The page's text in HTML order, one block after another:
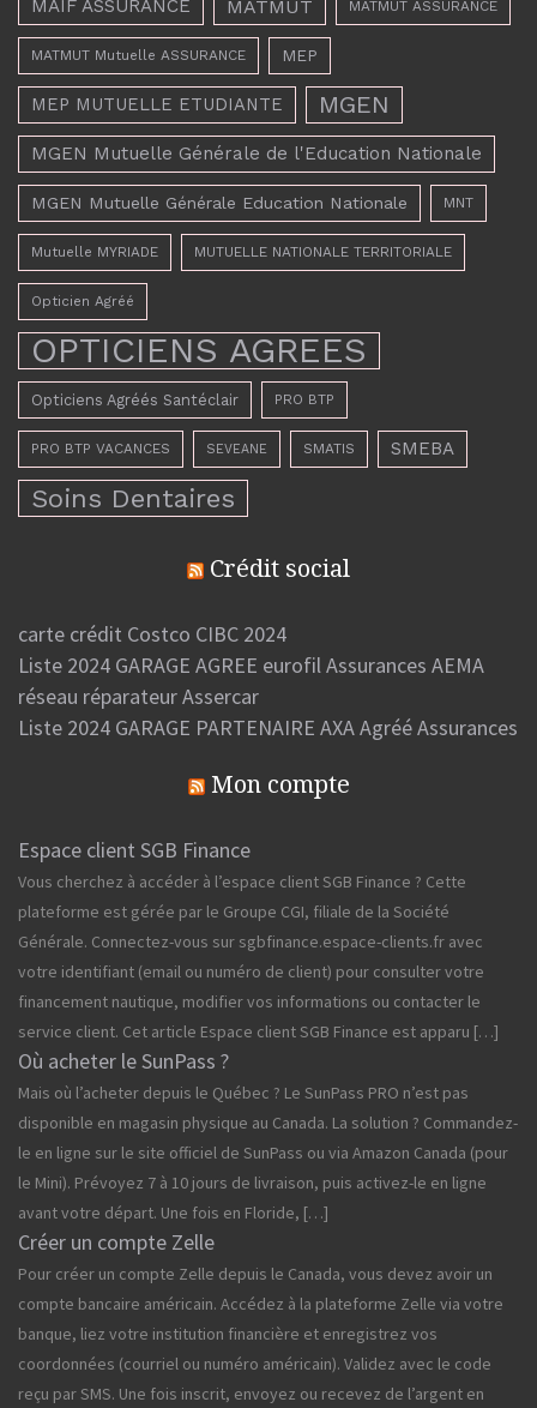
MAIF ASSURANCE MATMUT MATMUT ASSURANCE
MATMUT Mutuelle ASSURANCE MEP
MEP MUTUELLE ETUDIANTE MGEN
MGEN Mutuelle Générale de l'Education Nationale
MGEN Mutuelle Générale Education Nationale MNT
Mutuelle MYRIADE MUTUELLE NATIONALE TERRITORIALE
Opticien Agréé
OPTICIENS AGREES
Opticiens Agréés Santéclair PRO BTP
PRO BTP VACANCES SEVEANE SMATIS SMEBA
Soins Dentaires
Crédit social
carte crédit Costco CIBC 2024
Liste 2024 GARAGE AGREE eurofil Assurances AEMA
réseau réparateur Assercar
Liste 2024 GARAGE PARTENAIRE AXA Agréé Assurances
Mon compte
Espace client SGB Finance
Vous cherchez à accéder à l’espace client SGB Finance ? Cette
plateforme est gérée par le Groupe CGI, filiale de la Société
Générale. Connectez-vous sur sgbfinance.espace-clients.fr avec
votre identifiant (email ou numéro de client) pour consulter votre
financement nautique, modifier vos informations ou contacter le
service client. Cet article Espace client SGB Finance est apparu […]
Où acheter le SunPass ?
Mais où l’acheter depuis le Québec ? Le SunPass PRO n’est pas
disponible en magasin physique au Canada. La solution ? Commandez-
le en ligne sur le site officiel de SunPass ou via Amazon Canada (pour
le Mini). Prévoyez 7 à 10 jours de livraison, puis activez-le en ligne
avant votre départ. Une fois en Floride, […]
Créer un compte Zelle
Pour créer un compte Zelle depuis le Canada, vous devez avoir un
compte bancaire américain. Accédez à la plateforme Zelle via votre
banque, liez votre institution financière et enregistrez vos
coordonnées (courriel ou numéro américain). Validez avec le code
reçu par SMS. Une fois inscrit, envoyez ou recevez de l’argent en